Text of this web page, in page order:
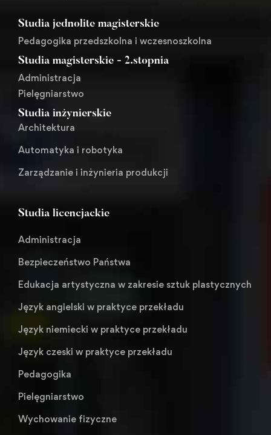
Studia jednolite magisterskie
Pedagogika przedszkolna i wczesnoszkolna
Studia magisterskie - 2.stopnia
Administracja
Pielęgniarstwo
Studia inżynierskie
Architektura
Automatyka i robotyka
Zarządzanie i inżynieria produkcji
Studia licencjackie
Administracja
Bezpieczeństwo Państwa
Edukacja artystyczna w zakresie sztuk plastycznych
Język angielski w praktyce przekładu
Język niemiecki w praktyce przekładu
Język czeski w praktyce przekładu
Pedagogika
Pielęgniarstwo
Wychowanie fizyczne